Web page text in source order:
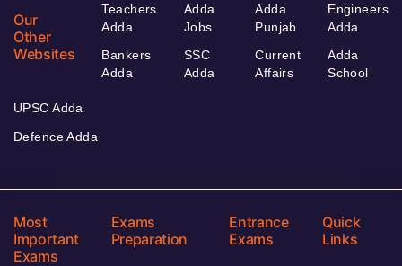
Our
Other
Websites
Teachers
Adda
Bankers
Adda
Adda
Jobs
SSC
Adda
Adda
Punjab
Current
Affairs
Engineers
Adda
Adda
School
UPSC Adda
Defence Adda
Most
Important
Exams
Exams
Preparation
Entrance
Exams
Quick
Links